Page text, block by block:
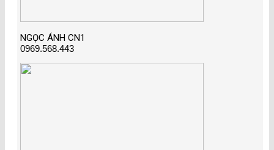
NGỌC ÁNH CN1
0969.568.443